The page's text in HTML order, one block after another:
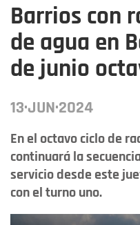
Barrios con
de agua en
de junio
13·JUN·2024
En el octavo ciclo de
continuará la
servicio desde este
con el turno uno.